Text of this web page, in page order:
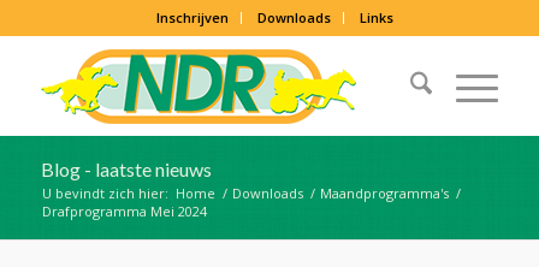
Inschrijven Downloads Links
Blog - laatste nieuws
U bevindt zich hier: Home / Downloads / Maandprogramma's /
Drafprogramma Mei 2024